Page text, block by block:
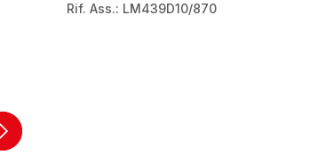
Rif. Ass.: LM439D10/870
navigation.pagination.actions.next